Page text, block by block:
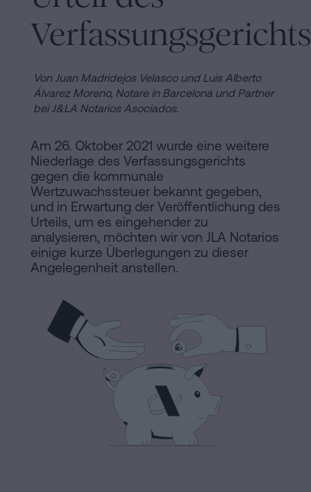
Installationen
Online-
Notariat
Blog
Kontaktieren
Hinweis
Cookie-
Auflösung
einer
Lebenspartnerschaft
in
Barcelona
Notariat
Handels-
und
Gesellschaftsrecht
Eine
Erbschaft
fünf
Schritten
abwickeln
Verfassungsgerichts
Von Juan Madridejos Velasco und Luis Alberto
Álvarez Moreno, Notare in Barcelona und Partner
bei J&LA Notarios Asociados.
Am 26. Oktober 2021 wurde eine weitere
Niederlage des Verfassungsgerichts
gegen die kommunale
Wertzuwachssteuer bekannt gegeben,
und in Erwartung der Veröffentlichung des
Urteils, um es eingehender zu
analysieren, möchten wir von JLA Notarios
einige kurze Überlegungen zu dieser
Angelegenheit anstellen.